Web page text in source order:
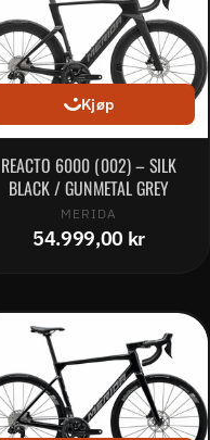
Kjøp
REACTO 6000 (002) – SILK
BLACK / GUNMETAL GREY
MERIDA
54.999,00 kr